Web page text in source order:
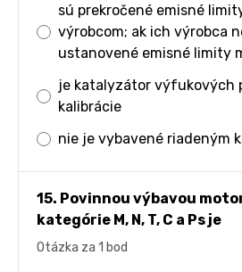
sú prekročené emisné
výrobcom; ak ich výrobca
ustanovené emisné limity
je katalyzátor výfukových
kalibrácie
nie je vybavené riadeným
15. Povinnou výbavou
kategórie M, N, T, C a Ps je
Otázka za 1 bod